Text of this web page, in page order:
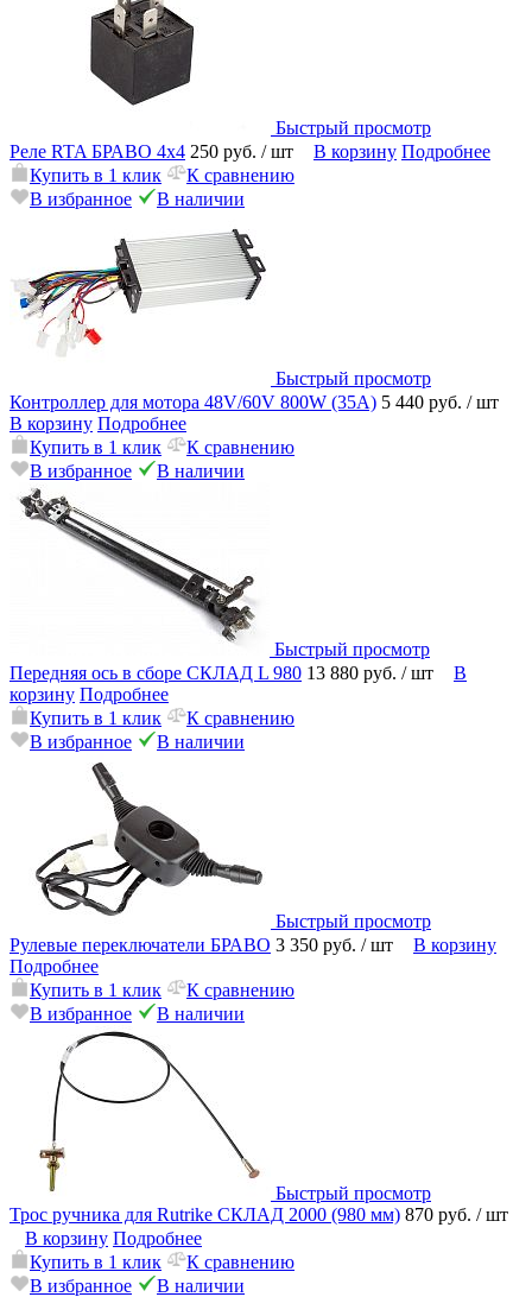
Быстрый просмотр
Реле RTA БРАВО 4x4 250 руб. / шт В корзину Подробнее
Купить в 1 клик
К сравнению
В избранное
В наличии
Быстрый просмотр
Контроллер для мотора 48V/60V 800W (35А) 5 440 руб. / шт
В корзину Подробнее
Купить в 1 клик
К сравнению
В избранное
В наличии
Быстрый просмотр
Передняя ось в сборе СКЛАД L 980 13 880 руб. / шт
В
корзину Подробнее
Купить в 1 клик
К сравнению
В избранное
В наличии
Быстрый просмотр
Рулевые переключатели БРАВО 3 350 руб. / шт
В корзину
Подробнее
Купить в 1 клик
К сравнению
В избранное
В наличии
Быстрый просмотр
Трос ручника для Rutrike СКЛАД 2000 (980 мм) 870 руб. / шт
В корзину Подробнее
Купить в 1 клик
К сравнению
В избранное
В наличии